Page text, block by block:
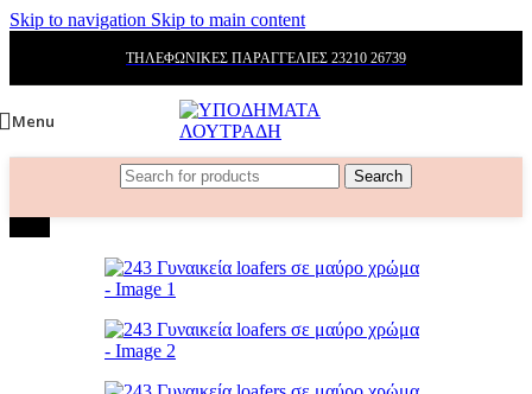
Skip to navigation Skip to main content
ΤΗΛΕΦΩΝΙΚΕΣ ΠΑΡΑΓΓΕΛΙΕΣ 23210 26739
Menu
Search